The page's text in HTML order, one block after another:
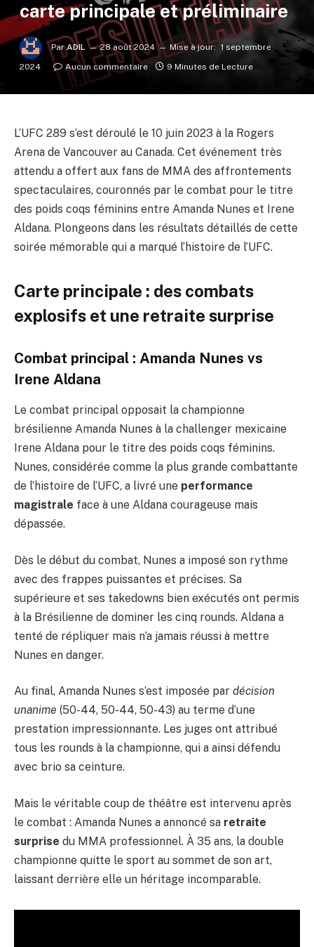
carte principale et préliminaire
Par ADIL 28 août 2024 Mise à jour: 1 septembre
2024
Aucun commentaire 9 Minutes de Lecture
L’UFC 289 s’est déroulé le 10 juin 2023 à la Rogers
Arena de Vancouver au Canada. Cet événement très
attendu a offert aux fans de MMA des affrontements
spectaculaires, couronnés par le combat pour le titre
des poids coqs féminins entre Amanda Nunes et Irene
Aldana. Plongeons dans les résultats détaillés de cette
soirée mémorable qui a marqué l’histoire de l’UFC.
Carte principale : des combats
explosifs et une retraite surprise
Combat principal : Amanda Nunes vs
Irene Aldana
Le combat principal opposait la championne
brésilienne Amanda Nunes à la challenger mexicaine
Irene Aldana pour le titre des poids coqs féminins.
Nunes, considérée comme la plus grande combattante
de l’histoire de l’UFC, a livré une performance
magistrale face à une Aldana courageuse mais
dépassée.
Dès le début du combat, Nunes a imposé son rythme
avec des frappes puissantes et précises. Sa
supérieure et ses takedowns bien exécutés ont permis
à la Brésilienne de dominer les cinq rounds. Aldana a
tenté de répliquer mais n’a jamais réussi à mettre
Nunes en danger.
Au final, Amanda Nunes s’est imposée par décision
unanime (50-44, 50-44, 50-43) au terme d’une
prestation impressionnante. Les juges ont attribué
tous les rounds à la championne, qui a ainsi défendu
avec brio sa ceinture.
Mais le véritable coup de théâtre est intervenu après
le combat : Amanda Nunes a annoncé sa retraite
surprise du MMA professionnel. À 35 ans, la double
championne quitte le sport au sommet de son art,
laissant derrière elle un héritage incomparable.